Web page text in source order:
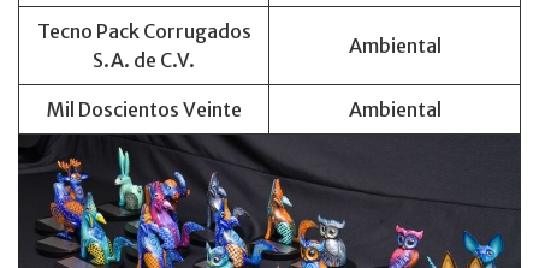
Tecno Pack Corrugados
S.A. de C.V.
Ambiental
Mil Doscientos Veinte Ambiental